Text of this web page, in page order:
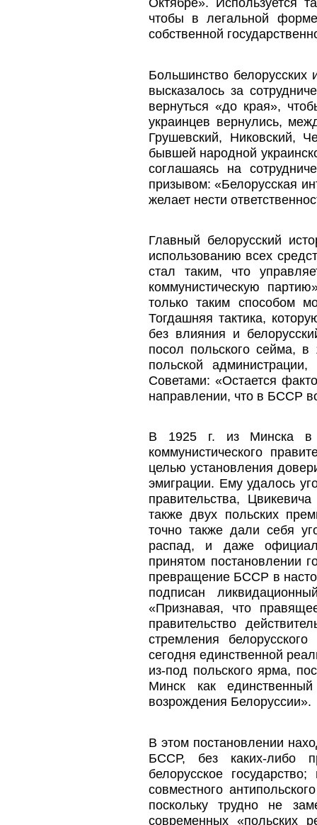
Октябре». Используется
чтобы в легальной форме
собственной
Большинство белорусских
высказалось за
вернуться «до края»,
украинцев вернулись,
Грушевский, Никовский,
бывшей народной
соглашаясь на
призывом: «Белорусская
желает нести
Главный белорусский
использованию всех
стал таким, что
коммунистическую
только таким способом
Тогдашняя тактика,
без влияния и
посол польского сейма,
польской
Советами: «Остается
направлении, что в БССР
В 1925 г. из Минска в
коммунистического
целью установления
эмиграции. Ему удалось
правительства,
также двух польских
точно также дали себя
распад, и даже
принятом постановлении
превращение БССР в
подписан
«Признавая, что
правительство
стремления
сегодня единственной
из-под польского ярма,
Минск как
возрождения Белоруссии».
В этом постановлении
БССР, без каких-либо
белорусское
совместного
поскольку трудно не
современных «польских